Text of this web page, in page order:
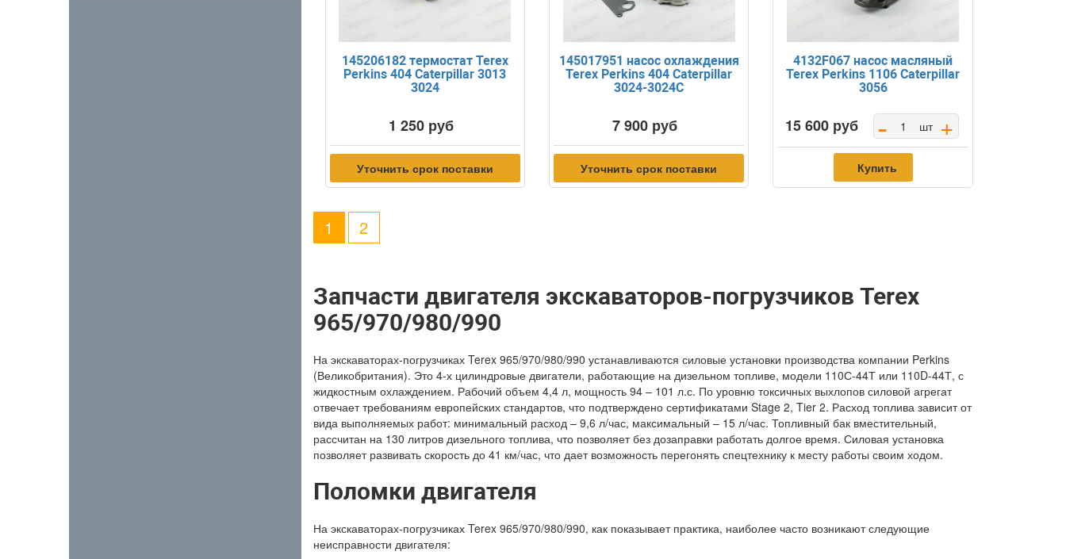
145206182 термостат Terex
Perkins 404 Caterpillar 3013
3024
1 250 руб
Уточнить срок поставки
145017951 насос охлаждения
Terex Perkins 404 Caterpillar
3024-3024C
7 900 руб
Уточнить срок поставки
4132F067 насос масляный
Terex Perkins 1106 Caterpillar
3056
15 600 руб - шт +
Купить
1 2
Запчасти двигателя экскаваторов-погрузчиков Terex
965/970/980/990
На экскаваторах-погрузчиках Terex 965/970/980/990 устанавливаются силовые установки производства компании Perkins
(Великобритания). Это 4-х цилиндровые двигатели, работающие на дизельном топливе, модели 110С-44Т или 110D-44Т, с
жидкостным охлаждением. Рабочий объем 4,4 л, мощность 94 – 101 л.с. По уровню токсичных выхлопов силовой агрегат
отвечает требованиям европейских стандартов, что подтверждено сертификатами Stage 2, Tier 2. Расход топлива зависит от
вида выполняемых работ: минимальный расход – 9,6 л/час, максимальный – 15 л/час. Топливный бак вместительный,
рассчитан на 130 литров дизельного топлива, что позволяет без дозаправки работать долгое время. Силовая установка
позволяет развивать скорость до 41 км/час, что дает возможность перегонять спецтехнику к месту работы своим ходом.
Поломки двигателя
На экскаваторах-погрузчиках Terex 965/970/980/990, как показывает практика, наиболее часто возникают следующие
неисправности двигателя: